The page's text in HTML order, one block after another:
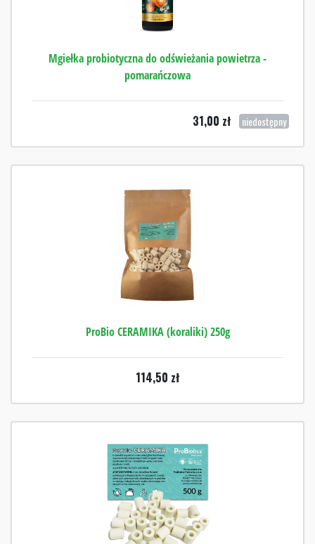
Mgiełka probiotyczna do odświeżania powietrza -
pomarańczowa
31,00 zł niedostępny
ProBio CERAMIKA (koraliki) 250g
114,50 zł